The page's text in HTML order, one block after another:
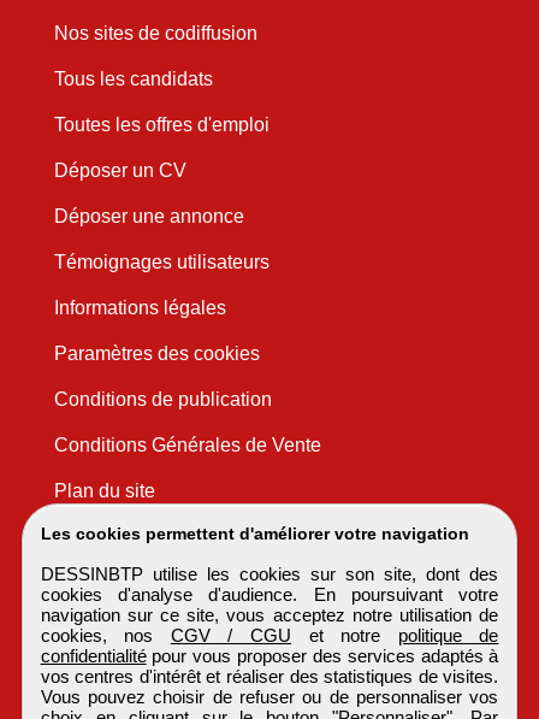
Les cookies permettent d'améliorer votre navigation
DESSINBTP utilise les cookies sur son site, dont des
cookies d'analyse d'audience. En poursuivant votre
navigation sur ce site, vous acceptez notre utilisation de
cookies, nos CGV / CGU et notre politique de
confidentialitépour vous proposer des services adaptés à
vos centres d'intérêt et réaliser des statistiques de visites.
Vous pouvez choisir de refuser ou de personnaliser vos
Nos sites de codiffusion
Tous les candidats
Toutes les offres d'emploi
Déposer un CV
Déposer une annonce
Témoignages utilisateurs
Informations légales
Paramètres des cookies
Conditions de publication
Conditions Générales de Vente
Plan du site